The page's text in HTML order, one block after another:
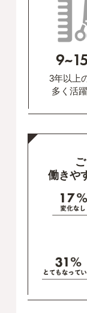
9~15
3年以上
多く活
働きや